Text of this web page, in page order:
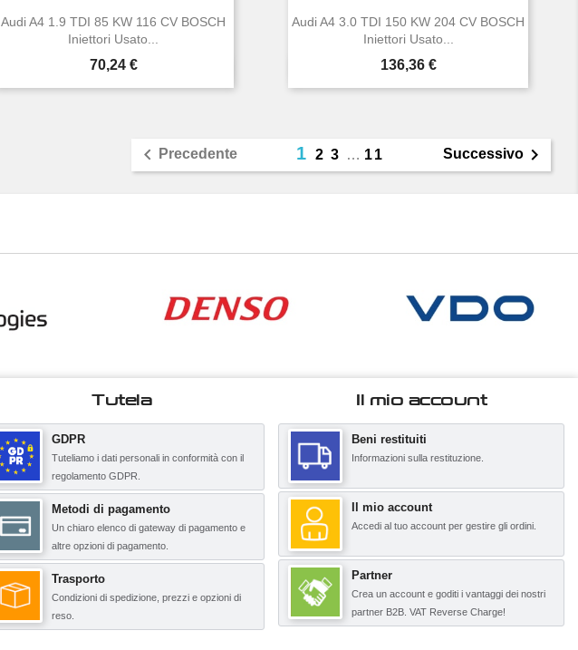
Audi A4 1.9 TDI 85 KW 116 CV BOSCH
Iniettori Usato...
Prezzo
70,24 €
Anteprima
Audi A4 3.0 TDI 150 KW 204 CV BOSCH
Iniettori Usato...
Prezzo
136,36 €
 Anteprima
 Precedente 123 … 11 Successivo
Tutela
GDPR
Tuteliamo i dati personali in conformità con il
regolamento GDPR.
Metodi di pagamento
Un chiaro elenco di gateway di pagamento e
altre opzioni di pagamento.
Trasporto
Condizioni di spedizione, prezzi e opzioni di
reso.
Il mio account
Beni restituiti
Informazioni sulla restituzione.
Il mio account
Accedi al tuo account per gestire gli ordini.
Partner
Crea un account e goditi i vantaggi dei nostri
partner B2B. VAT Reverse Charge!